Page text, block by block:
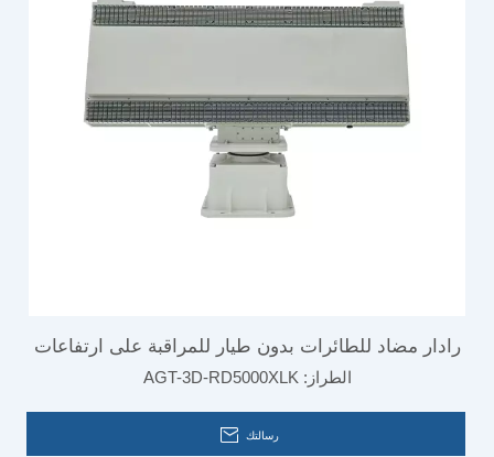
رادار مضاد للطائرات بدون طيار للمراقبة على ارتفاعات
منخفضة في المطار وردع الطيور لمراقبة سطح البحر
الطراز: AGT-3D-RD5000XLK
رسالتك